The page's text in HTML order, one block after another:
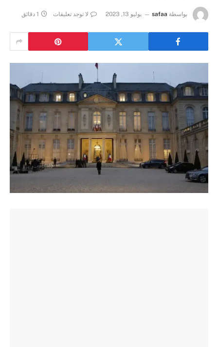
بواسطة safaa يوليو 13, 2023 لا توجد تعليقات 1 دقائق